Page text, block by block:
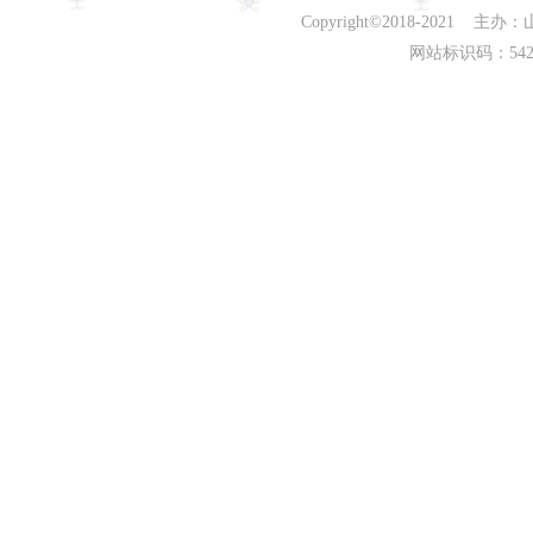
Copyright©2018-2021 主办：
网站标识码：